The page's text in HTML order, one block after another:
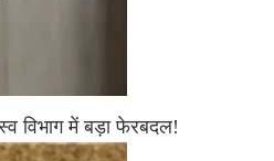
विभाग में बड़ा फेरबदल!